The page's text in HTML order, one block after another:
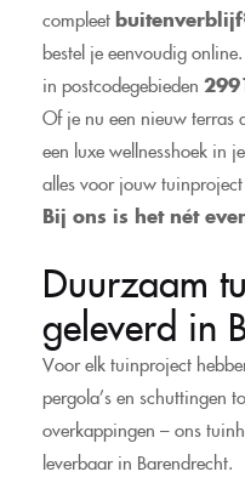
compleetbuitenverblijf
bestel je eenvoudig
in postcodegebieden
Of je nu een nieuw terras
een luxe wellnesshoek in
alles voor jouw
Bij ons is het nét
Duurzaam
geleverd in
Voor elk tuinproject
pergola’s en schuttingen
overkappingen – ons
leverbaar in Barendrecht.